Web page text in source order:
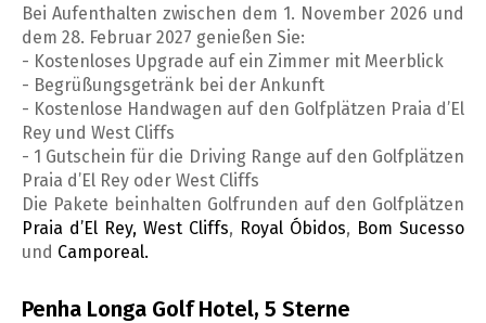
Bei Aufenthalten zwischen dem 1. November 2026 und
dem 28. Februar 2027 genießen Sie:
- Kostenloses Upgrade auf ein Zimmer mit Meerblick
- Begrüßungsgetränk bei der Ankunft
- Kostenlose Handwagen auf den Golfplätzen Praia d’El
Rey und West Cliffs
- 1 Gutschein für die Driving Range auf den Golfplätzen
Praia d’El Rey oder West Cliffs
Die Pakete beinhalten Golfrunden auf den Golfplätzen
Praia d’El Rey, West Cliffs, Royal Óbidos, Bom Sucesso
und Camporeal.
Penha Longa Golf Hotel, 5 Sterne